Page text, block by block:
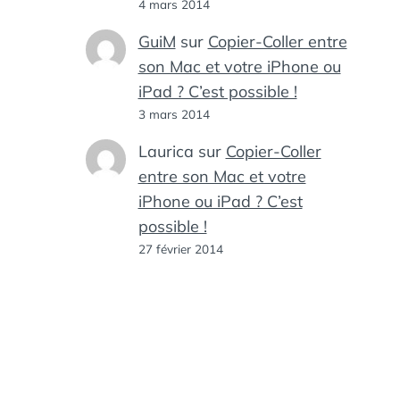
4 mars 2014
GuiM sur Copier-Coller entre
son Mac et votre iPhone ou
iPad ? C’est possible !
3 mars 2014
Laurica sur Copier-Coller
entre son Mac et votre
iPhone ou iPad ? C’est
possible !
27 février 2014